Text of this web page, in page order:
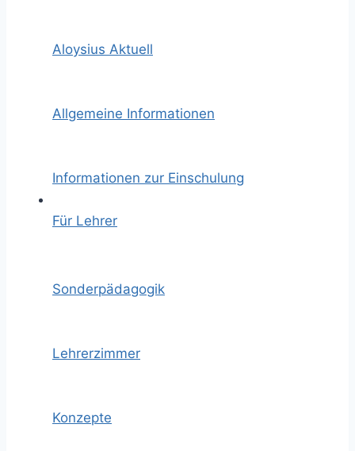
Aloysius Aktuell
Allgemeine Informationen
Informationen zur Einschulung
Für Lehrer
Sonderpädagogik
Lehrerzimmer
Konzepte